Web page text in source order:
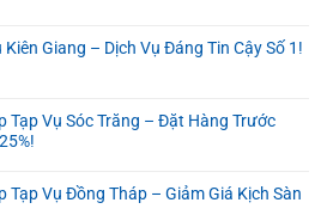
Kiên Giang – Dịch Vụ Đáng Tin Cậy Số 1!
Tạp Vụ Sóc Trăng – Đặt Hàng Trước
Tạp Vụ Đồng Tháp – Giảm Giá Kịch Sàn